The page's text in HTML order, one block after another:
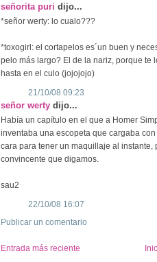
señorita puri dijo...
*señor werty: lo cualo???
*toxogirl: el cortapelos es´un buen y
pelo más largo? El de la nariz, porque te
hasta en el culo (jojojojo)
21/10/08 09:23
señor werty dijo...
Había un capítulo en el que a Homer
inventaba una escopeta que cargaba
cara para tener un maquillaje al instante,
convincente que digamos.
sau2
22/10/08 16:07
Publicar un comentario
Entrada más reciente